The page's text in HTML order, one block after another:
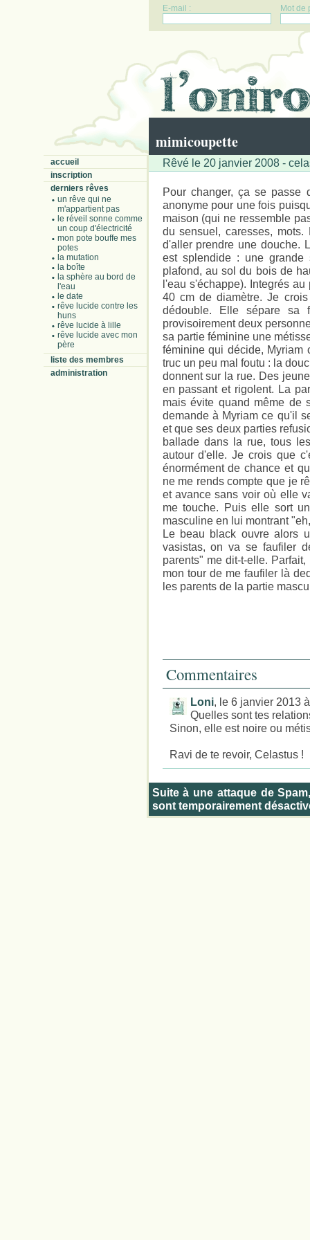
E-mail : Mot de
mimicoupette
accueil
inscription
derniers rêves
un rêve qui ne
m'appartient pas
le réveil sonne comme
un coup d'électricité
mon pote bouffe mes
potes
la mutation
la boîte
la sphère au bord de
l'eau
le date
rêve lucide contre les
huns
rêve lucide à lille
rêve lucide avec mon
père
liste des membres
administration
Rêvé le 20 janvier 2008 -
Pour changer, ça se
anonyme pour une fois
maison (qui ne ressemble
du sensuel, caresses,
d'aller prendre une douche.
est splendide : une
plafond, au sol du bois de
l'eau s'échappe). Integrés
40 cm de diamètre. Je
dédouble. Elle sépare sa
provisoirement deux
sa partie féminine une
féminine qui décide, Myriam
truc un peu mal foutu : la
donnent sur la rue. Des
en passant et rigolent. La
mais évite quand même de
demande à Myriam ce qu'il
et que ses deux parties
ballade dans la rue, tous
autour d'elle. Je crois que
énormément de chance et
ne me rends compte que je
et avance sans voir où elle
me touche. Puis elle sort
masculine en lui montrant
Le beau black ouvre alors
vasistas, on va se faufiler
parents" me dit-t-elle.
mon tour de me faufiler là
les parents de la partie
Commentaires
Loni, le 6 janvier 2013
Quelles sont tes
Sinon, elle est noire ou
Ravi de te revoir, Celastus !
Suite à une attaque de
sont temporairement